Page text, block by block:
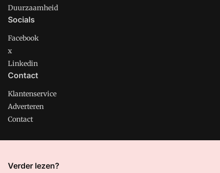
Duurzaamheid
Socials
Facebook
x
Linkedin
Contact
Klantenservice
Adverteren
Contact
CMweb is onderdeel van VMN media. Lees in
Verder lezen?